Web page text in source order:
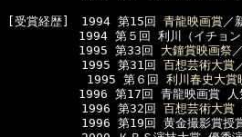
[受賞経歴]　1994 第15回 青龍映画賞／
1994 第５回 利川（イチョン）春
1995 第33回 大鐘賞映画祭
  　　　　　1995 第31回
百想芸術大賞
      　　　1995 第６回
利川春史大賞
1996 第17回 青龍映画賞 人気
  　　　　　1996 第32回
百想芸術大賞
　　　　　1996 第19回 黄金撮影賞授